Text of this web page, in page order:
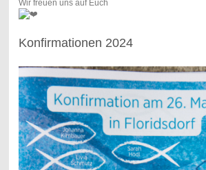
Wir freuen uns auf Euch
Konfirmationen 2024